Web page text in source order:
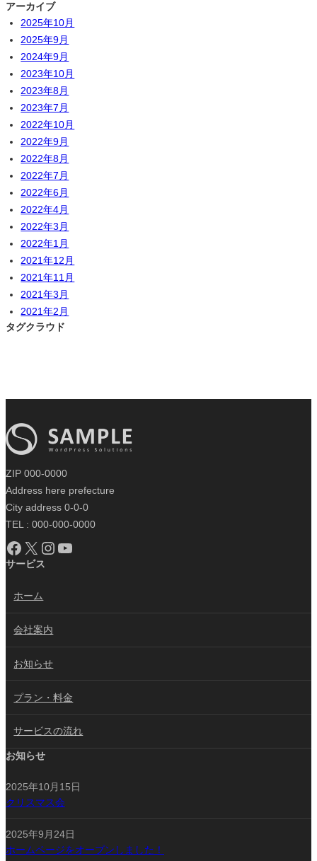
アーカイブ
2025年10月
2025年9月
2024年9月
2023年10月
2023年8月
2023年7月
2022年10月
2022年9月
2022年8月
2022年7月
2022年6月
2022年4月
2022年3月
2022年1月
2021年12月
2021年11月
2021年3月
2021年2月
タグクラウド
ZIP 000-0000
Address here prefecture
City address 0-0-0
TEL : 000-000-0000
Facebook X Instagram YouTube
サービス
ホーム
会社案内
お知らせ
プラン・料金
サービスの流れ
お知らせ
2025年10月15日
クリスマス会
2025年9月24日
ホームページをオープンしました！